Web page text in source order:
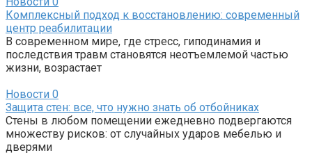
Комплексный подход к восстановлению: современный
центр реабилитации
В современном мире, где стресс, гиподинамия и
последствия травм становятся неотъемлемой частью
жизни, возрастает
Новости 0
Защита стен: все, что нужно знать об отбойниках
Стены в любом помещении ежедневно подвергаются
множеству рисков: от случайных ударов мебелью и
дверями